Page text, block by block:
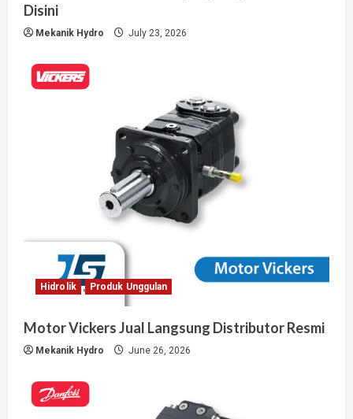
Disini
Mekanik Hydro July 23, 2026
Hidrolik Produk Unggulan
Motor Vickers Jual Langsung Distributor Resmi
Mekanik Hydro June 26, 2026